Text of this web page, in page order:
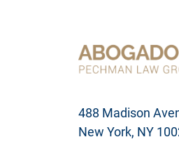
e
g
488 Madison
New York, NY